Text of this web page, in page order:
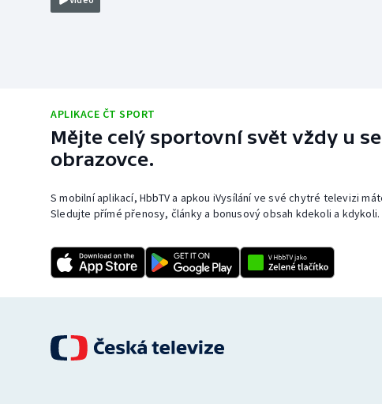
APLIKACE ČT SPORT
Mějte celý sportovní svět vždy u
obrazovce.
S mobilní aplikací, HbbTV a apkou iVysílání ve své chytré televizi
Sledujte přímé přenosy, články a bonusový obsah kdekoli a kdykoli.